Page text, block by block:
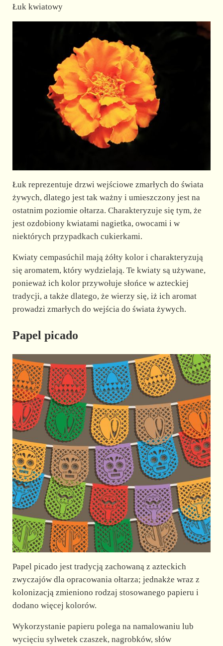
Łuk kwiatowy
Łuk reprezentuje drzwi wejściowe zmarłych do świata
żywych, dlatego jest tak ważny i umieszczony jest na
ostatnim poziomie ołtarza. Charakteryzuje się tym, że
jest ozdobiony kwiatami nagietka, owocami i w
niektórych przypadkach cukierkami.
Kwiaty cempasúchil mają żółty kolor i charakteryzują
się aromatem, który wydzielają. Te kwiaty są używane,
ponieważ ich kolor przywołuje słońce w azteckiej
tradycji, a także dlatego, że wierzy się, iż ich aromat
prowadzi zmarłych do wejścia do świata żywych.
Papel picado
Papel picado jest tradycją zachowaną z azteckich
zwyczajów dla opracowania ołtarza; jednakże wraz z
kolonizacją zmieniono rodzaj stosowanego papieru i
dodano więcej kolorów.
Wykorzystanie papieru polega na namalowaniu lub
wycięciu sylwetek czaszek, nagrobków, słów